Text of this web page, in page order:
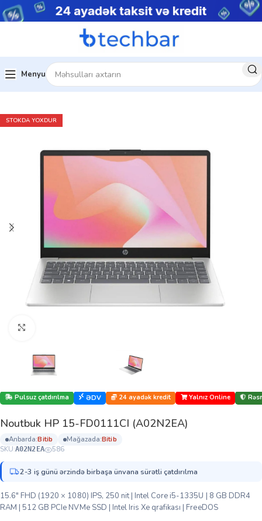
Menyu
Ev Noutbuklar Biznes noutbukları
STOKDA YOXDUR
Pulsuz çatdırılma ƏDV 24 ayadək kredit Yalnız Online
Noutbuk HP 15-FD0111CI (A02N2EA)
anbarda: bi̇ti̇b mağazada: bi̇ti̇b
SKU:A02N2EA 586
2-3 iş günü ərzində birbaşa ünvana sürətli çatdırılma
15.6″ FHD (1920 × 1080) IPS, 250 nit | Intel Core i5-1335U | 8 GB DDR4
RAM | 512 GB PCIe NVMe SSD | Intel Iris Xe qrafikası | FreeDOS